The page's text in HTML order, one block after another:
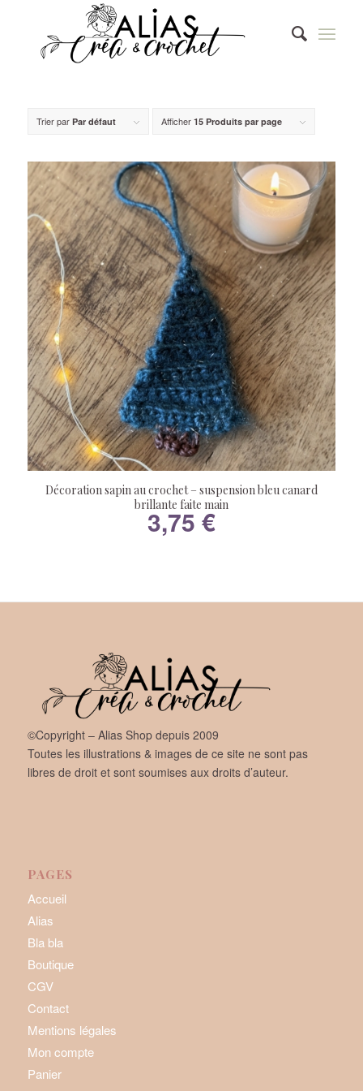
Trier par Par défaut Afficher 15 Produits par page
Décoration sapin au crochet – suspension bleu canard
brillante faite main
3,75 €
©Copyright – Alias Shop depuis 2009
Toutes les illustrations & images de ce site ne sont pas
libres de droit et sont soumises aux droits d’auteur.
PAGES
Accueil
Alias
Bla bla
Boutique
CGV
Contact
Mentions légales
Mon compte
Panier